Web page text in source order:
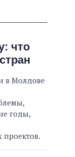
что
в Молдове
годы,